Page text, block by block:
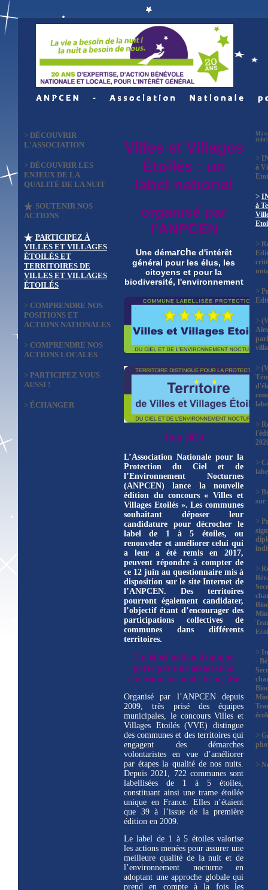
> DÉCOUVRIR
L'ASSOCIATION
> DÉCOUVRIR LES
ENJEUX DE LA
QUALITÉ DE LA NUIT
SOUTENIR NOS
ACTIONS
PARTICIPEZ À
VILLES ET VILLAGES
ÉTOILÉS ET
TERRITOIRES DE
VILLES ET VILLAGES
ÉTOILÉS
> COMPRENDRE NOS
POSITIONS ET
ACTIONS NATIONALES
> COMPRENDRE NOS
ACTIONS LOCALES
> PARTICIPEZ VOUS
AUSSI !
> ÉCHANGER
Villes et Villages
Étoilés : un
label national
organisé par
l'ANPCEN
Une démarche d'intérêt
général pour les élus, les
citoyens et pour la
biodiversité, l'environnement
Juin 2024
L’Association Nationale pour la
Protection du Ciel et de
l’Environnement Nocturnes
(ANPCEN) lance la nouvelle
édition du concours « Villes et
Villages Etoilés ». Les communes
souhaitant déposer leur
candidature pour décrocher le
label de 1 à 5 étoiles, ou
renouveler et améliorer celui qui
a leur a été remis en 2017,
peuvent répondre à compter de
ce 12 juin au questionnaire mis à
disposition sur le site Internet de
l’ANPCEN. Des territoires
pourront également candidater,
l’objectif étant d’encourager des
participations collectives de
communes dans différents
territoires.
Un label national unique
porté par une association
environnementale française
Organisé par l’ANPCEN depuis
2009, très prisé des équipes
municipales, le concours Villes et
Villages Etoilés (VVE) distingue
des communes et des territoires qui
engagent des démarches
volontaristes en vue d’améliorer
par étapes la qualité de nos nuits.
Depuis 2021, 722 communes sont
labellisées de 1 à 5 étoiles,
constituant ainsi une trame étoilée
unique en France. Elles n’étaient
que 39 à l’issue de la première
édition en 2009.
Le label de 1 à 5 étoiles valorise
les actions menées pour assurer une
meilleure qualité de la nuit et de
l’environnement nocturne en
adoptant une approche globale qui
prend en compte à la fois les
>
à
>
à
>
>
>
>
>
>
>
sur
>
>
>
-
>
>